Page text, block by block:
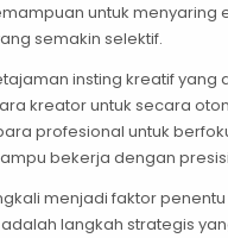
untuk
semakin selektif.
insting kreatif yang
kreator untuk secara
profesional untuk
bekerja dengan
menjadi faktor
langkah strategis